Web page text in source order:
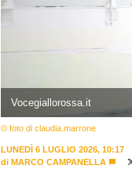
Vocegiallorossa.it
© foto di claudia.marrone
LUNEDÌ 6 LUGLIO 2026, 10:17
di MARCO CAMPANELLA